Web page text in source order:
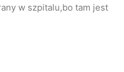
w szpitalu,bo tam jest